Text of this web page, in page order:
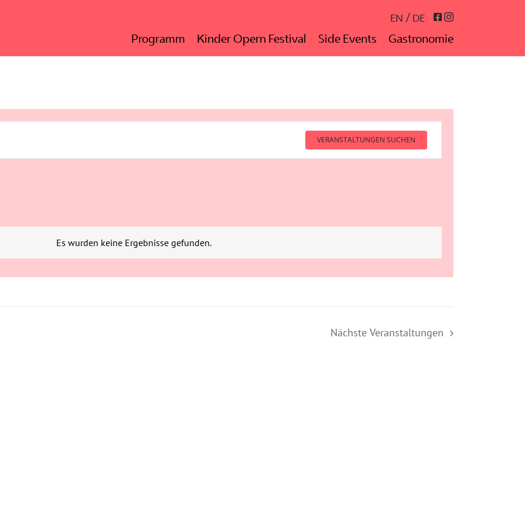
EN DE Facebook
Programm Kinder Opern Festival Side Events Gastronomie
Hinweis
Es wurden keine Ergebnisse gefunden.
VERANSTALTUNGEN SUCHEN
NächsteVeranstaltungen